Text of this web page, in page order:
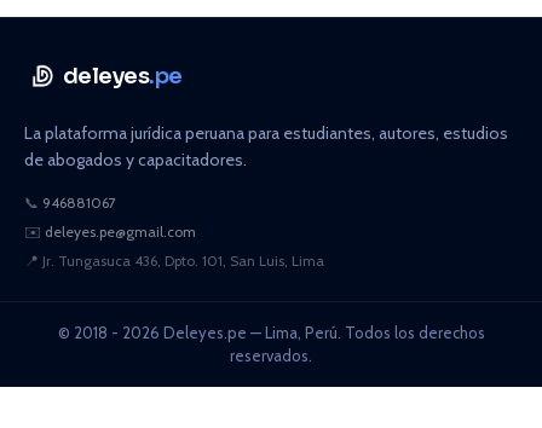
deleyes.pe
La plataforma jurídica peruana para estudiantes, autores, estudios
de abogados y capacitadores.
📞 946881067
✉️ deleyes.pe@gmail.com
📍 Jr. Tungasuca 436, Dpto. 101, San Luis, Lima
© 2018 - 2026 Deleyes.pe — Lima, Perú. Todos los derechos
reservados.